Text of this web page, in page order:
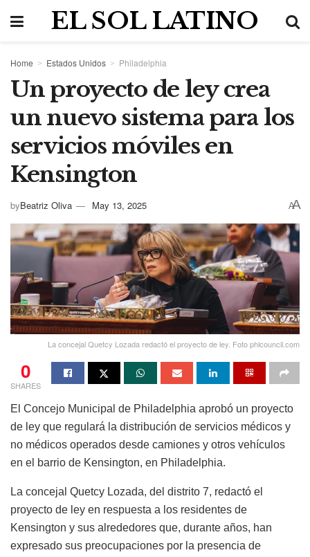
EL SOL LATINO
Home Estados Unidos Philadelphia
Un proyecto de ley crea
un nuevo sistema para los
servicios móviles en
Kensington
byBeatriz Oliva May 13, 2025 AA
La concejal Quetcy Lozada redactó el proyecto de ley. Foto phlcouncil.com
0
SHARES
El Concejo Municipal de Philadelphia aprobó un proyecto
de ley que regulará la distribución de servicios médicos y
no médicos operados desde camiones y otros vehículos
en el barrio de Kensington, en Philadelphia.
La concejal Quetcy Lozada, del distrito 7, redactó el
proyecto de ley en respuesta a los residentes de
Kensington y sus alrededores que, durante años, han
expresado sus preocupaciones por la presencia de